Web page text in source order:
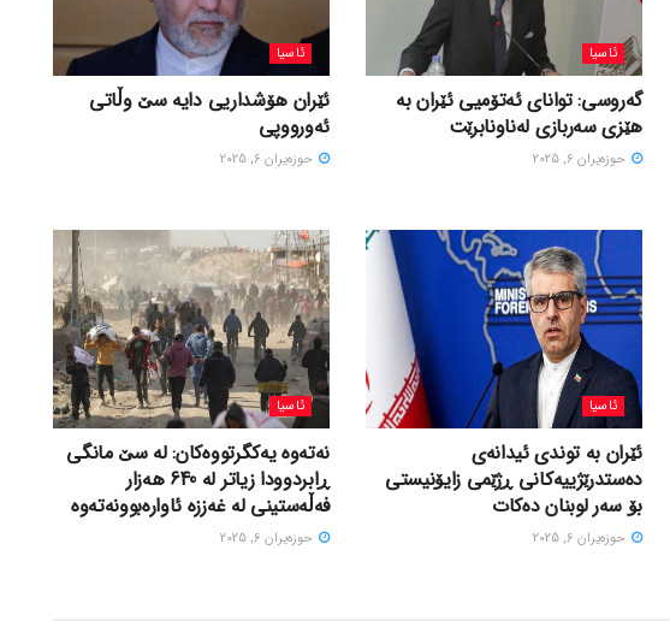
ئاسیا
گەروسی: توانای ئەتۆمیی ئێران بە
هێزی سەربازی لەناونابرێت
حوزه‌یران 6, 2025
ئاسیا
ئێران هۆشداریی دایە سێ وڵاتی
ئەورووپی
حوزه‌یران 6, 2025
ئاسیا
ئێران بە توندی ئیدانەی
دەستدرێژییەکانی ڕژێمی زایۆنیستی
بۆ سەر لوبنان دەکات
حوزه‌یران 6, 2025
ئاسیا
نەتەوە یەکگرتووەکان: لە سێ مانگی
ڕابردوودا زیاتر لە 640 هەزار
فەڵەستینی لە غەززە ئاوارەبوونەتەوە
حوزه‌یران 6, 2025